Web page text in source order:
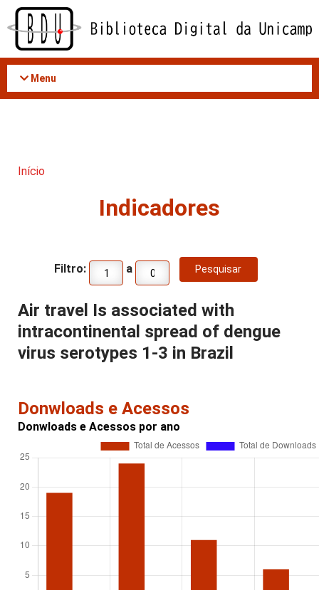
Acessar
conteúdo
Menu
Início
Indicadores
Filtro: a
Air travel Is associated with
intracontinental spread of dengue
virus serotypes 1-3 in Brazil
Donwloads e Acessos
Donwloads e Acessos por ano